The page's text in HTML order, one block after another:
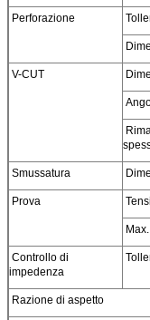
Perforazione
V-CUT
Smussatura
Prova
Controllo di
impedenza
Razione di aspetto